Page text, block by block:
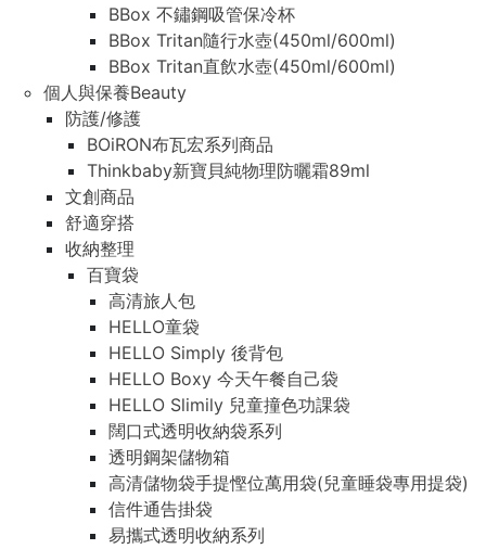
BBox 不鏽鋼吸管保冷杯
BBox Tritan隨行水壺(450ml/600ml)
BBox Tritan直飲水壺(450ml/600ml)
個人與保養Beauty
防護/修護
BOiRON布瓦宏系列商品
Thinkbaby新寶貝純物理防曬霜89ml
文創商品
舒適穿搭
收納整理
百寶袋
高清旅人包
HELLO童袋
HELLO Simply 後背包
HELLO Boxy 今天午餐自己袋
HELLO Slimily 兒童撞色功課袋
闊口式透明收納袋系列
透明鋼架儲物箱
高清儲物袋手提慳位萬用袋(兒童睡袋專用提袋)
信件通告掛袋
易攜式透明收納系列